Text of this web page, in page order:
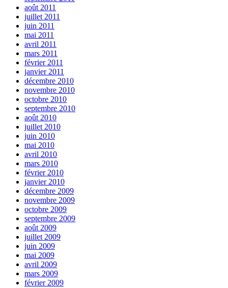
août 2011
juillet 2011
juin 2011
mai 2011
avril 2011
mars 2011
février 2011
janvier 2011
décembre 2010
novembre 2010
octobre 2010
septembre 2010
août 2010
juillet 2010
juin 2010
mai 2010
avril 2010
mars 2010
février 2010
janvier 2010
décembre 2009
novembre 2009
octobre 2009
septembre 2009
août 2009
juillet 2009
juin 2009
mai 2009
avril 2009
mars 2009
février 2009